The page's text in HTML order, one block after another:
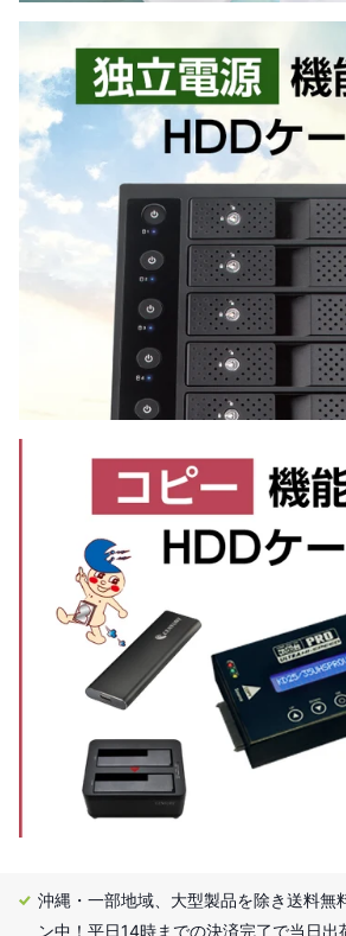
沖縄・一部地域、大型製品を除き送料無
ン中！平日14時までの決済完了で当日